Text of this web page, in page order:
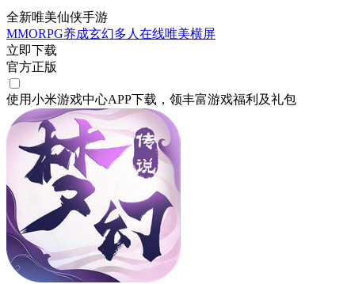
全新唯美仙侠手游
MMORPG养成玄幻多人在线唯美横屏
立即下载
官方正版
使用小米游戏中心APP下载 ，领丰富游戏福利 及礼包